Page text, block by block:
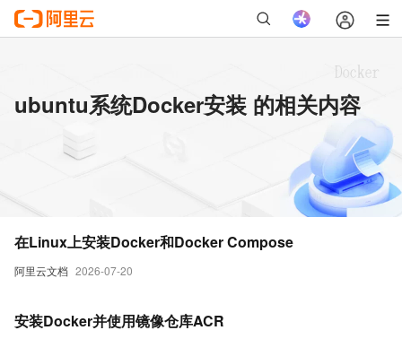
ubuntu系统Docker安装 的相关内容
阿里云文档 2026-07-20
在Linux上安装Docker和Docker Compose
安装Docker并使用镜像仓库ACR